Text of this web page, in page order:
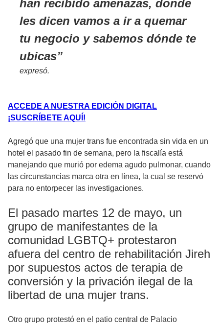
han recibido amenazas, donde
les dicen vamos a ir a quemar
tu negocio y sabemos dónde te
ubicas
expresó.
ACCEDE A NUESTRA EDICIÓN DIGITAL
¡SUSCRÍBETE AQUÍ!
Agregó que una mujer trans fue encontrada sin vida en un
hotel el pasado fin de semana, pero la fiscalía está
manejando que murió por edema agudo pulmonar, cuando
las circunstancias marca otra en línea, la cual se reservó
para no entorpecer las investigaciones.
El pasado martes 12 de mayo, un
grupo de manifestantes de la
comunidad LGBTQ+ protestaron
afuera del centro de rehabilitación Jireh
por supuestos actos de terapia de
conversión y la privación ilegal de la
libertad de una mujer trans.
Otro grupo protestó en el patio central de Palacio